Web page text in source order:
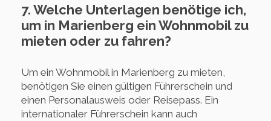
7. Welche Unterlagen benötige ich,
um in Marienberg ein Wohnmobil zu
mieten oder zu fahren?
Um ein Wohnmobil in Marienberg zu mieten,
benötigen Sie einen gültigen Führerschein und
einen Personalausweis oder Reisepass. Ein
internationaler Führerschein kann auch